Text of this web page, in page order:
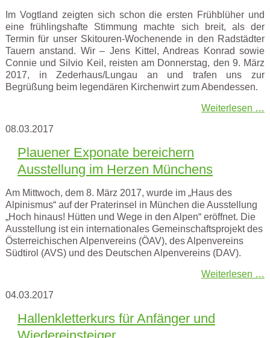
Im Vogtland zeigten sich schon die ersten Frühblüher und
eine frühlingshafte Stimmung machte sich breit, als der
Termin für unser Skitouren-Wochenende in den Radstädter
Tauern anstand. Wir – Jens Kittel, Andreas Konrad sowie
Connie und Silvio Keil, reisten am Donnerstag, den 9. März
2017, in Zederhaus/Lungau an und trafen uns zur
Begrüßung beim legendären Kirchenwirt zum Abendessen.
Weiterlesen …
08.03.2017
Plauener Exponate bereichern
Ausstellung im Herzen Münchens
Am Mittwoch, dem 8. März 2017, wurde im „Haus des
Alpinismus“ auf der Praterinsel in München die Ausstellung
„Hoch hinaus! Hütten und Wege in den Alpen“ eröffnet. Die
Ausstellung ist ein internationales Gemeinschaftsprojekt des
Österreichischen Alpenvereins (ÖAV), des Alpenvereins
Südtirol (AVS) und des Deutschen Alpenvereins (DAV).
Weiterlesen …
04.03.2017
Hallenkletterkurs für Anfänger und